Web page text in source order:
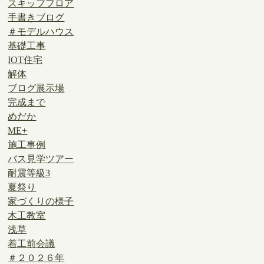
スキップフロア
手書きブログ
＃モデルハウス
基礎工事
IOT住宅
解体
ブログ展示場
完成まで
めだか
ME+
施工事例
バス見学ツアー
耐震等級3
夏祭り
家づくりの様子
木工教室
浅草
着工前会議
＃２０２６年